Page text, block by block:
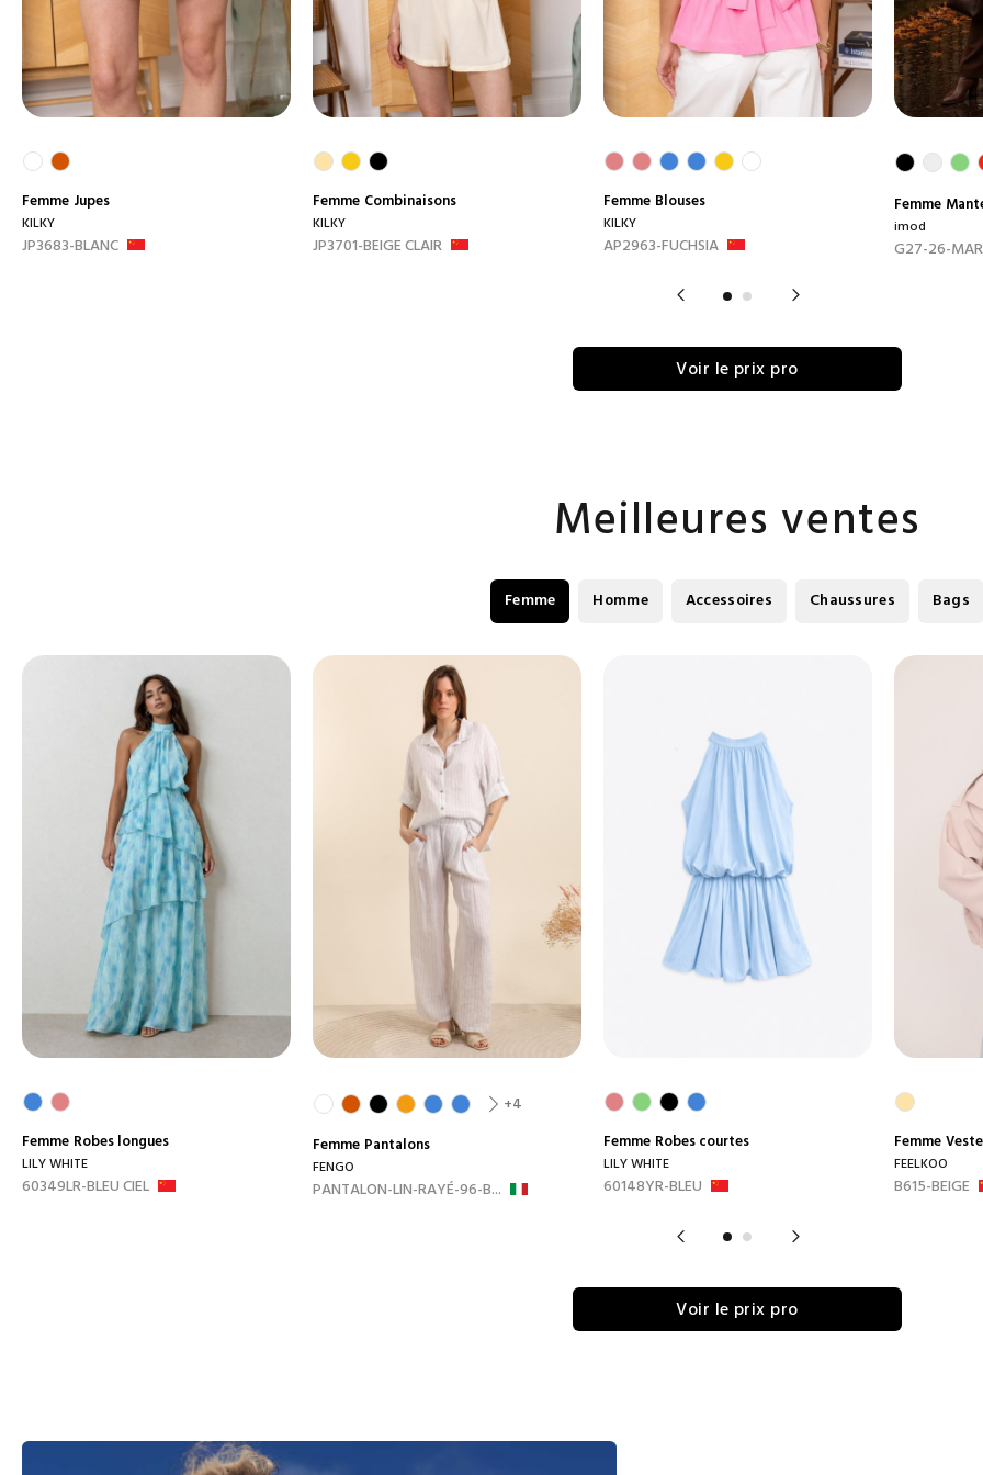
Femme Jupes
KILKY
JP3683-BLANC
Femme Combinaisons
KILKY
JP3701-BEIGE CLAIR
Femme Blouses
KILKY
AP2963-FUCHSIA
Femme
imod
G27-26-
Voir le prix pro
Meilleures ventes
Femme Homme Accessoires Chaussures Bags
Femme Robes longues
LILY WHITE
60349LR-BLEU CIEL
+4
Femme Pantalons
FENGO
PANTALON-LIN-RAYÉ-96-B...
Femme Robes courtes
LILY WHITE
60148YR-BLEU
Femme
FEELKOO
B615-BEIGE
Voir le prix pro